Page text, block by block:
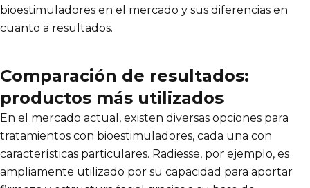
bioestimuladores en el mercado y sus diferencias en
cuanto a resultados.
Comparación de resultados:
productos más utilizados
En el mercado actual, existen diversas opciones para
tratamientos con bioestimuladores, cada una con
características particulares. Radiesse, por ejemplo, es
ampliamente utilizado por su capacidad para aportar